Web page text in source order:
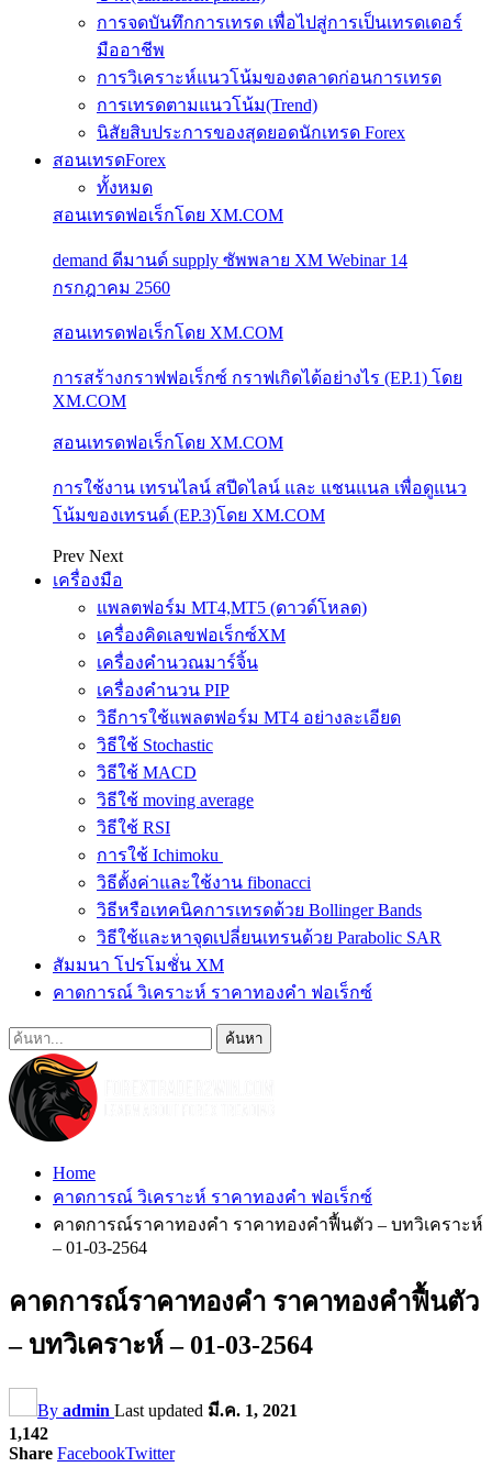
การจดบันทึกการเทรด เพื่อไปสู่การเป็นเทรดเดอร์
มืออาชีพ
การวิเคราะห์แนวโน้มของตลาดก่อนการเทรด
การเทรดตามแนวโน้ม(Trend)
นิสัยสิบประการของสุดยอดนักเทรด Forex
สอนเทรดForex
ทั้งหมด
สอนเทรดฟอเร็กโดย XM.COM
demand ดีมานด์ supply ซัพพลาย XM Webinar 14
กรกฎาคม 2560
สอนเทรดฟอเร็กโดย XM.COM
การสร้างกราฟฟอเร็กซ์ กราฟเกิดได้อย่างไร (EP.1) โดย
XM.COM
สอนเทรดฟอเร็กโดย XM.COM
การใช้งาน เทรนไลน์ สปีดไลน์ และ แชนแนล เพื่อดูแนว
โน้มของเทรนด์ (EP.3)โดย XM.COM
Prev Next
เครื่องมือ
แพลตฟอร์ม MT4,MT5 (ดาวด์โหลด)
เครื่องคิดเลขฟอเร็กซ์XM
เครื่องคำนวณมาร์จิ้น
เครื่องคำนวน PIP
วิธีการใช้แพลตฟอร์ม MT4 อย่างละเอียด
วิธีใช้ Stochastic
วิธีใช้ MACD
วิธีใช้ moving average
วิธีใช้ RSI
การใช้ Ichimoku
วิธีตั้งค่าและใช้งาน fibonacci
วิธีหรือเทคนิคการเทรดด้วย Bollinger Bands
วิธีใช้และหาจุดเปลี่ยนเทรนด้วย Parabolic SAR
สัมมนา โปรโมชั่น XM
คาดการณ์ วิเคราะห์ ราคาทองคำ ฟอเร็กซ์
Home
คาดการณ์ วิเคราะห์ ราคาทองคำ ฟอเร็กซ์
คาดการณ์ราคาทองคำ ราคาทองคำฟื้นตัว – บทวิเคราะห์
– 01-03-2564
คาดการณ์ราคาทองคำ ราคาทองคำฟื้นตัว
– บทวิเคราะห์ – 01-03-2564
By admin Last updated มี.ค. 1, 2021
1,142
Share FacebookTwitter